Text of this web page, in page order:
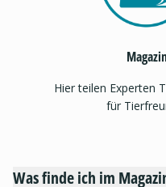
Hier teilen Experten
für
Was finde ich im